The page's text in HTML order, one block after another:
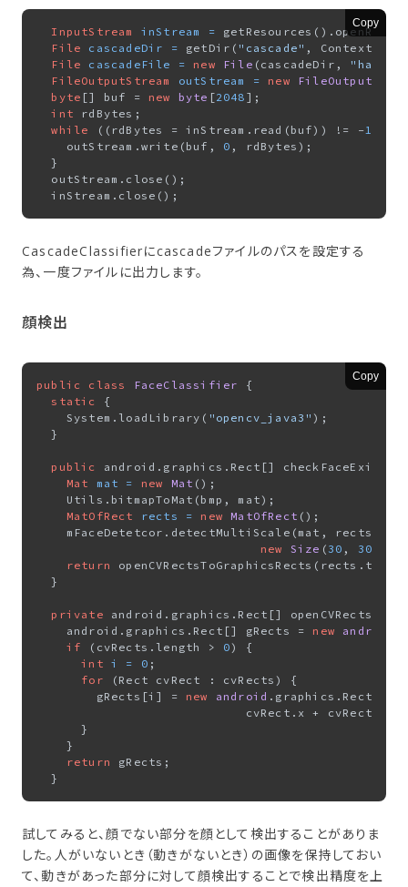
Copy
InputStream inStream =
File
cascadeDir = getDir( "cascade" ,
File
cascadeFile = new File (cascadeDir,
FileOutputStream
outStream = new
byte [] buf = new byte [2048 ];
int rdBytes;
while ((rdBytes = inStream.read(buf)) != -1
    outStream.write(buf,
0 , rdBytes);
  }
  outStream.close();
CascadeClassifierにcascadeファイルのパスを設定する
為、一度ファイルに出力します。
顔検出
Copy
public class FaceClassifier {
static
{
    System.loadLibrary(
"opencv_java3" );
  }
public
android.graphics.Rect[]
Mat
mat = new Mat ();
    Utils.bitmapToMat(bmp, mat);
MatOfRect
rects = new MatOfRect ();
    mFaceDetetcor.detectMultiScale(mat, rects,
new
Size ( 30 , 30
return
  }
private android.graphics.Rect[]
    android.graphics.Rect[] gRects =
new android
if (cvRects.length > 0) {
int
i = 0 ;
for (Rect cvRect : cvRects) {
        gRects[i] =
new android
cvRect.x +
      }
    }
return
gRects;
試してみると、顔でない部分を顔として検出することがありま
した。人がいないとき（動きがないとき）の画像を保持しておい
て、動きがあった部分に対して顔検出することで検出精度を上